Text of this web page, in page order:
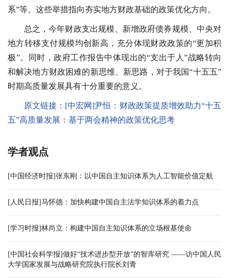
系”等。这些举措指向夯实地方财政基础的政策优化方向。
总之，今年财政支出规模、新增政府债券规模、中央对
地方转移支付规模均创新高，充分体现财政政策的“更加积
极”。同时，政府工作报告中体现出的“支出于人”战略转向
和解决地方财政困难的新思维、新思路，对于我国“十五五”
时期高质量发展具有十分重要的意义。
原文链接： [中宏网]尹恒：财政政策提质增效助力“十五
五”高质量发展：基于两会精神的政策优化思考
学者观点
[中国经济时报]张东刚：以中国自主知识体系为人工智能价值定航
[人民日报]马怀德：加快构建中国自主法学知识体系的着力点
[学习时报]林尚立：构建中国自主知识体系的立场根基使命
[中国社会科学报]做好“技术进步型开放”的智库研究 ——访中国人民
大学国家发展与战略研究院执行院长刘青